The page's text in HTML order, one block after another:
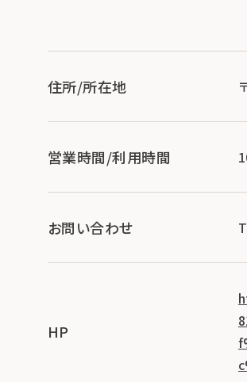
住所/所在地
営業時間/利用時間
お問い合わせ
HP